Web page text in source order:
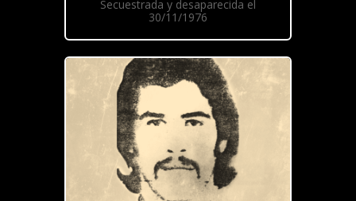
Secuestrada y desaparecida el
30/11/1976